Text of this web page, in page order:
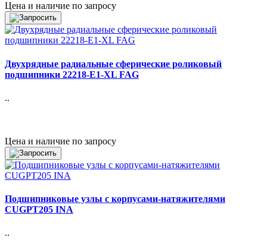
Цена и наличие по запросу
Двухрядные радиальные сферические роликовый
подшипники 22218-E1-XL FAG
..
Цена и наличие по запросу
Подшипниковые узлы с корпусами-натяжителями
CUGPT205 INA
..